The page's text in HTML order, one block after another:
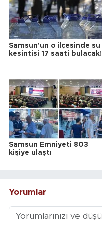
Samsun'un o ilçesinde su
kesintisi 17 saati bulacak!
Samsun Emniyeti 803
kişiye ulaştı
Yorumlar